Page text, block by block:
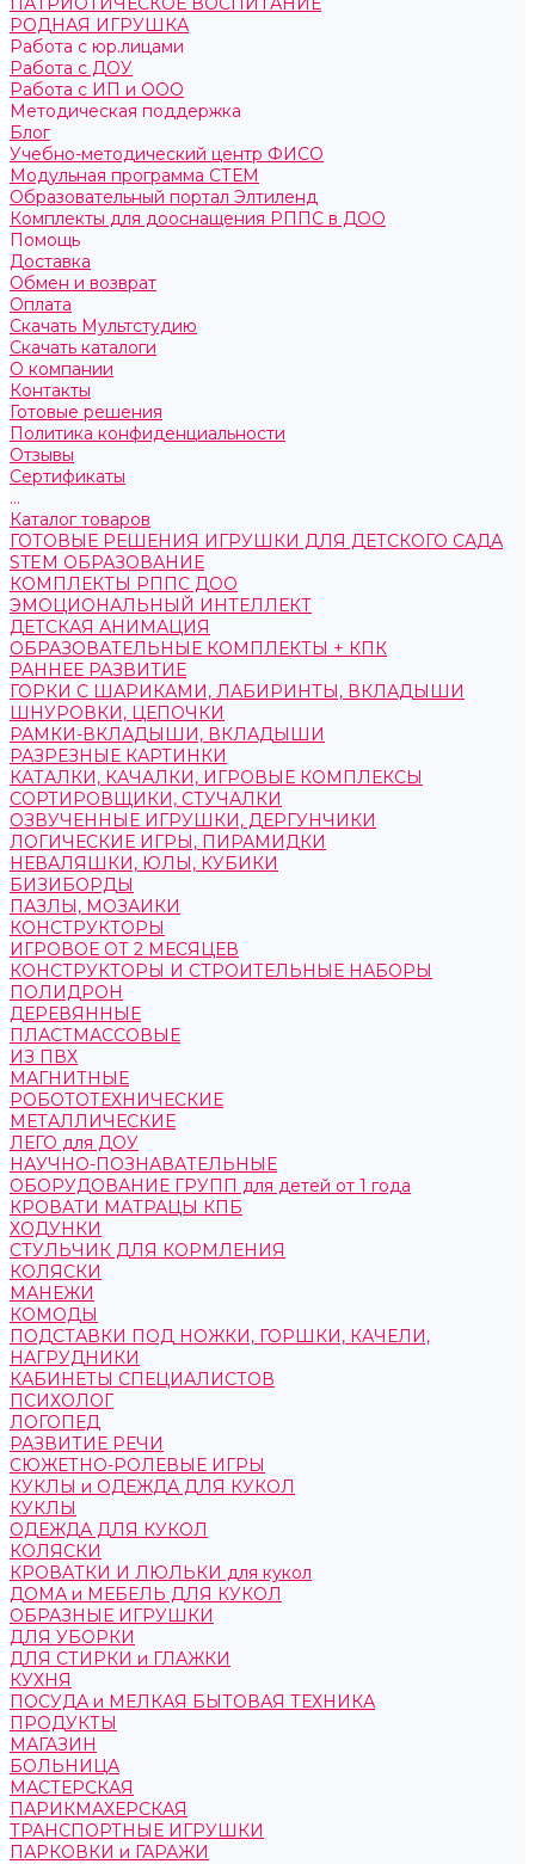
РОДНАЯ ИГРУШКА
Работа с юр.лицами
Работа с ДОУ
Работа с ИП и ООО
Методическая поддержка
Блог
Учебно-методический центр ФИСО
Модульная программа СТЕМ
Образовательный портал Элтиленд
Комплекты для дооснащения РППС в ДОО
Помощь
Доставка
Обмен и возврат
Оплата
Скачать Мультстудию
Скачать каталоги
О компании
Контакты
Готовые решения
Политика конфиденциальности
Отзывы
Сертификаты
...
Каталог товаров
ГОТОВЫЕ РЕШЕНИЯ ИГРУШКИ ДЛЯ ДЕТСКОГО САДА
STEM ОБРАЗОВАНИЕ
КОМПЛЕКТЫ РППС ДОО
ЭМОЦИОНАЛЬНЫЙ ИНТЕЛЛЕКТ
ДЕТСКАЯ АНИМАЦИЯ
ОБРАЗОВАТЕЛЬНЫЕ КОМПЛЕКТЫ + КПК
РАННЕЕ РАЗВИТИЕ
ГОРКИ С ШАРИКАМИ, ЛАБИРИНТЫ, ВКЛАДЫШИ
ШНУРОВКИ, ЦЕПОЧКИ
РАМКИ-ВКЛАДЫШИ, ВКЛАДЫШИ
РАЗРЕЗНЫЕ КАРТИНКИ
КАТАЛКИ, КАЧАЛКИ, ИГРОВЫЕ КОМПЛЕКСЫ
СОРТИРОВЩИКИ, СТУЧАЛКИ
ОЗВУЧЕННЫЕ ИГРУШКИ, ДЕРГУНЧИКИ
ЛОГИЧЕСКИЕ ИГРЫ, ПИРАМИДКИ
НЕВАЛЯШКИ, ЮЛЫ, КУБИКИ
БИЗИБОРДЫ
ПАЗЛЫ, МОЗАИКИ
КОНСТРУКТОРЫ
ИГРОВОЕ ОТ 2 МЕСЯЦЕВ
КОНСТРУКТОРЫ И СТРОИТЕЛЬНЫЕ НАБОРЫ
ПОЛИДРОН
ДЕРЕВЯННЫЕ
ПЛАСТМАССОВЫЕ
ИЗ ПВХ
МАГНИТНЫЕ
РОБОТОТЕХНИЧЕСКИЕ
МЕТАЛЛИЧЕСКИЕ
ЛЕГО для ДОУ
НАУЧНО-ПОЗНАВАТЕЛЬНЫЕ
ОБОРУДОВАНИЕ ГРУПП для детей от 1 года
КРОВАТИ МАТРАЦЫ КПБ
ХОДУНКИ
СТУЛЬЧИК ДЛЯ КОРМЛЕНИЯ
КОЛЯСКИ
МАНЕЖИ
КОМОДЫ
ПОДСТАВКИ ПОД НОЖКИ, ГОРШКИ, КАЧЕЛИ,
НАГРУДНИКИ
КАБИНЕТЫ СПЕЦИАЛИСТОВ
ПСИХОЛОГ
ЛОГОПЕД
РАЗВИТИЕ РЕЧИ
СЮЖЕТНО-РОЛЕВЫЕ ИГРЫ
КУКЛЫ и ОДЕЖДА ДЛЯ КУКОЛ
КУКЛЫ
ОДЕЖДА ДЛЯ КУКОЛ
КОЛЯСКИ
КРОВАТКИ И ЛЮЛЬКИ для кукол
ДОМА и МЕБЕЛЬ ДЛЯ КУКОЛ
ОБРАЗНЫЕ ИГРУШКИ
ДЛЯ УБОРКИ
ДЛЯ СТИРКИ и ГЛАЖКИ
КУХНЯ
ПОСУДА и МЕЛКАЯ БЫТОВАЯ ТЕХНИКА
ПРОДУКТЫ
МАГАЗИН
БОЛЬНИЦА
МАСТЕРСКАЯ
ПАРИКМАХЕРСКАЯ
ТРАНСПОРТНЫЕ ИГРУШКИ
ПАРКОВКИ и ГАРАЖИ